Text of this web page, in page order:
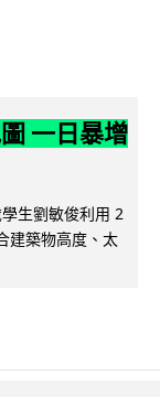
一日暴增
生劉敏俊利用 2
建築物高度、太